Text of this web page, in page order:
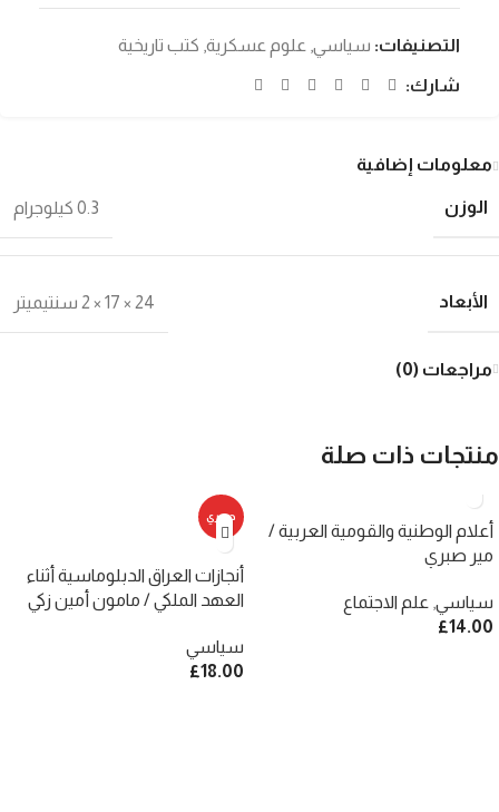
التصنيفات: سياسي علوم عسكرية كتب تاريخية
شارك:
معلومات إضافية
الوزن 0.3 كيلوجرام
الأبعاد 24 × 17 × 2 سنتيميتر
مراجعات (0)
منتجات ذات صلة
أعلام الوطنية والقومية العربية /
مير صبري
سياسي علم الاجتماع
£14.00
حصري
أنجازات العراق الدبلوماسية أثناء
العهد الملكي / مامون أمين زكي
سياسي
£18.00